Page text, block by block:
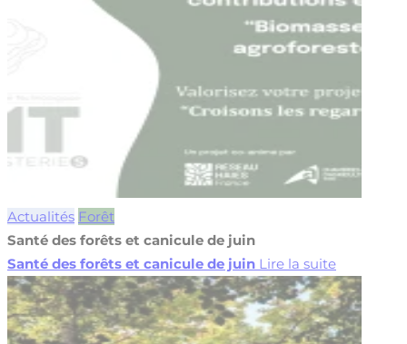
Actualités Forêt
Santé des forêts et canicule de juin
Santé des forêts et canicule de juin Lire la suite